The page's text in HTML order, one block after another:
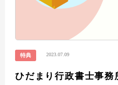
特典 2023.07.09
ひだまり行政書士事務